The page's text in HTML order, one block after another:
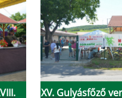
XV. Gulyásfőző